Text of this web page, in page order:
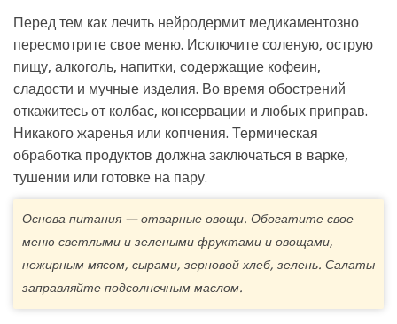
Перед тем как лечить нейродермит медикаментозно
пересмотрите свое меню. Исключите соленую, острую
пищу, алкоголь, напитки, содержащие кофеин,
сладости и мучные изделия. Во время обострений
откажитесь от колбас, консервации и любых приправ.
Никакого жаренья или копчения. Термическая
обработка продуктов должна заключаться в варке,
тушении или готовке на пару.
Основа питания — отварные овощи. Обогатите свое
меню светлыми и зелеными фруктами и овощами,
нежирным мясом, сырами, зерновой хлеб, зелень. Салаты
заправляйте подсолнечным маслом.